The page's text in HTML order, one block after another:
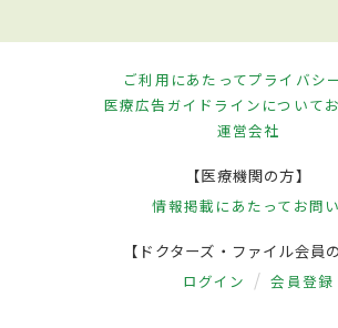
ご利用にあたってプライバシ
医療広告ガイドラインについて
運営会社
【医療機関の方】
情報掲載にあたって お問
【ドクターズ・ファイル会員
ログイン 会員登録